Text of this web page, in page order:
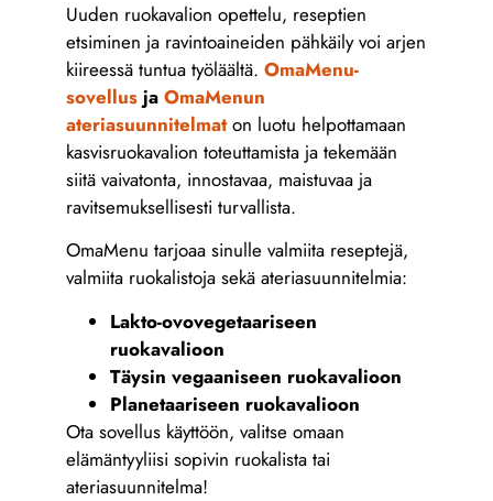
Uuden ruokavalion opettelu, reseptien
etsiminen ja ravintoaineiden pähkäily voi arjen
kiireessä tuntua työläältä. OmaMenu-
sovellus ja OmaMenun
ateriasuunnitelmaton luotu helpottamaan
kasvisruokavalion toteuttamista ja tekemään
siitä vaivatonta, innostavaa, maistuvaa ja
ravitsemuksellisesti turvallista.
OmaMenu tarjoaa sinulle valmiita reseptejä,
valmiita ruokalistoja sekä ateriasuunnitelmia:
Lakto-ovovegetaariseen
ruokavalioon
Täysin vegaaniseen ruokavalioon
Planetaariseen ruokavalioon
Ota sovellus käyttöön, valitse omaan
elämäntyyliisi sopivin ruokalista tai
ateriasuunnitelma!